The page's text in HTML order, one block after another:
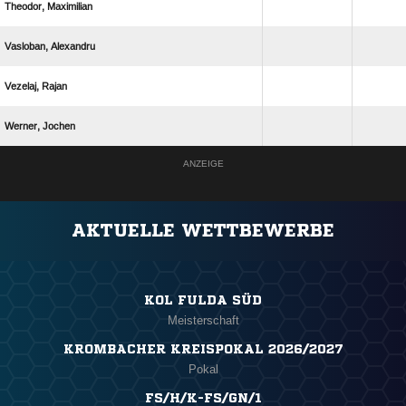
 
 
 
 
ANZEIGE
AKTUELLE WETTBEWERBE
KOL FULDA SÜD
Meisterschaft
KROMBACHER KREISPOKAL 2026/2027
Pokal
FS/H/K-FS/GN/1